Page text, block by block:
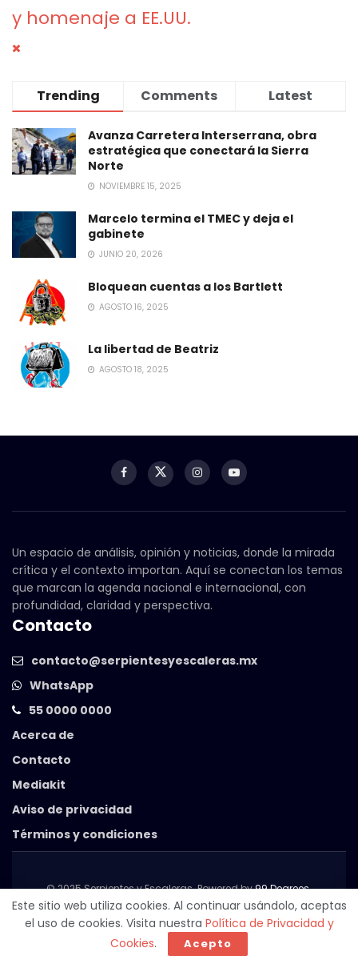
y homenaje a EE.UU.
Trending Comments Latest
Avanza Carretera Interserrana, obra
estratégica que conectará la Sierra
Norte
NOVIEMBRE 15, 2025
Marcelo termina el TMEC y deja el
gabinete
JUNIO 20, 2026
Bloquean cuentas a los Bartlett
AGOSTO 16, 2025
La libertad de Beatriz
AGOSTO 18, 2025
Un espacio de análisis, opinión y noticias, donde la mirada
crítica y el contexto importan. Aquí se conectan los temas
que marcan la agenda nacional e internacional, con
profundidad, claridad y perspectiva.
Contacto
contacto@serpientesyescaleras.mx
WhatsApp
55 0000 0000
Acerca de
Contacto
Mediakit
Aviso de privacidad
Términos y condiciones
© 2025 Serpientes y Escaleras. Powered by99 Degrees.
Este sitio web utiliza cookies. Al continuar usándolo, aceptas
el uso de cookies. Visita nuestra Política de Privacidad y
Cookies. Acepto